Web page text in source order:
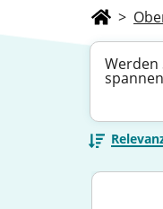
>
Werden